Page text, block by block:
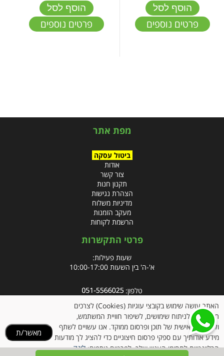
הוסף לסל
פרטים נוספים
הוסף לסל
פרטים נוספים
מפת אתר
ביטול עסקה
אודות
צור קשר
תקנון חנות
הצהרת נגישות
מדיניות משלוח
מעקב הזמנות
הרשמת לקוחות
פרטי התקשרות
שעות פעילות:
א'-ה' בין השעות 10:00-17:00
טלפון:
אימייל:info@clubpharm.co.il
כתובת : קניון M הדרך, צומת ינאי, מושב בית חירות 40291
האתר עושה שימוש בקובצי עוגיות (Cookies) לצרכים
תפעוליים, לניתוח שימושים, לשיפור חוויית המשתמש,
ולהתאמה אישית של תוכן ופרסום ממוקד. אנו עשויים לשתף
מידע אודותיך עם ספקי פרסום חיצוניים כדי להציג לך מודעות
הרלוונטיות לתחומי העניין שלך. לפרטים נוספים:לינק
מאשר/ת